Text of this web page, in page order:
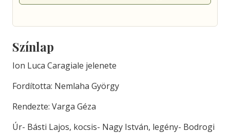
Színlap
Ion Luca Caragiale jelenete
Fordította: Nemlaha György
Rendezte: Varga Géza
Úr- Básti Lajos, kocsis- Nagy István, legény- Bodrogi